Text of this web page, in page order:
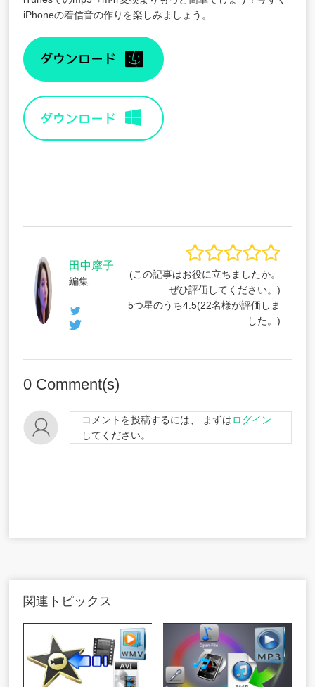
iPhoneの着信音の作りを楽しみましょう。
田中摩子
編集
(この記事はお役に立ちましたか。
ぜひ評価してください。)
5つ星のうち4.5(22名様が評価しま
した。)
0 Comment(s)
コメントを投稿するには、 まずはログイン
してください。
関連トピックス